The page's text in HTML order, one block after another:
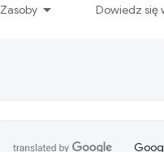
Zasoby Dowiedz się